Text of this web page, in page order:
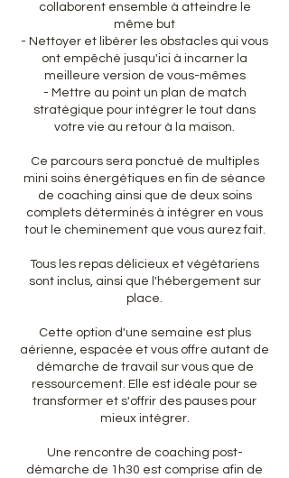
collaborent ensemble à atteindre le
même but
- Nettoyer et libérer les obstacles qui vous
ont empêché jusqu'ici à incarner la
meilleure version de vous-mêmes
- Mettre au point un plan de match
stratégique pour intégrer le tout dans
votre vie au retour à la maison.
Ce parcours sera ponctué de multiples
mini soins énergétiques en fin de séance
de coaching ainsi que de deux soins
complets déterminés à intégrer en vous
tout le cheminement que vous aurez fait.
Tous les repas délicieux et végétariens
sont inclus, ainsi que l'hébergement sur
place.
Cette option d'une semaine est plus
aérienne, espacée et vous offre autant de
démarche de travail sur vous que de
ressourcement. Elle est idéale pour se
transformer et s'offrir des pauses pour
mieux intégrer.
Une rencontre de coaching post-
démarche de 1h30 est comprise afin de